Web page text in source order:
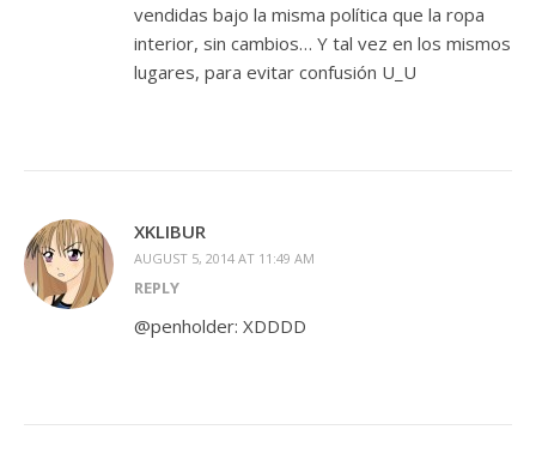
vendidas bajo la misma política que la ropa
interior, sin cambios… Y tal vez en los mismos
lugares, para evitar confusión U_U
XKLIBUR
AUGUST 5, 2014 AT 11:49 AM
REPLY
@penholder: XDDDD